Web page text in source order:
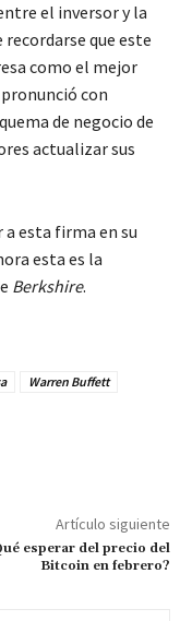
el inversor y la
recordarse que este
como el mejor
pronunció con
de negocio de
actualizar sus
esta firma en su
esta es la
Berkshire.
Warren Buffett
Artículo siguiente
esperar del precio del
Bitcoin en febrero?